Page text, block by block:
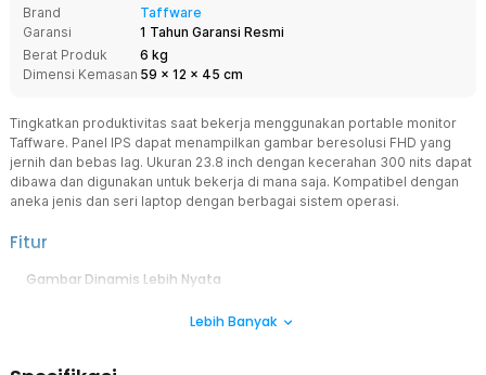
Brand
Taffware
Garansi
1 Tahun Garansi Resmi
Berat Produk
6 kg
Dimensi Kemasan 59 x 12 x 45 cm
Tingkatkan produktivitas saat bekerja menggunakan portable monitor
Taffware. Panel IPS dapat menampilkan gambar beresolusi FHD yang
jernih dan bebas lag. Ukuran 23.8 inch dengan kecerahan 300 nits dapat
dibawa dan digunakan untuk bekerja di mana saja. Kompatibel dengan
aneka jenis dan seri laptop dengan berbagai sistem operasi.
Fitur
Gambar Dinamis Lebih Nyata
dengan warna dinamis untuk pengalaman menonton film terbaik.
Lebih Banyak